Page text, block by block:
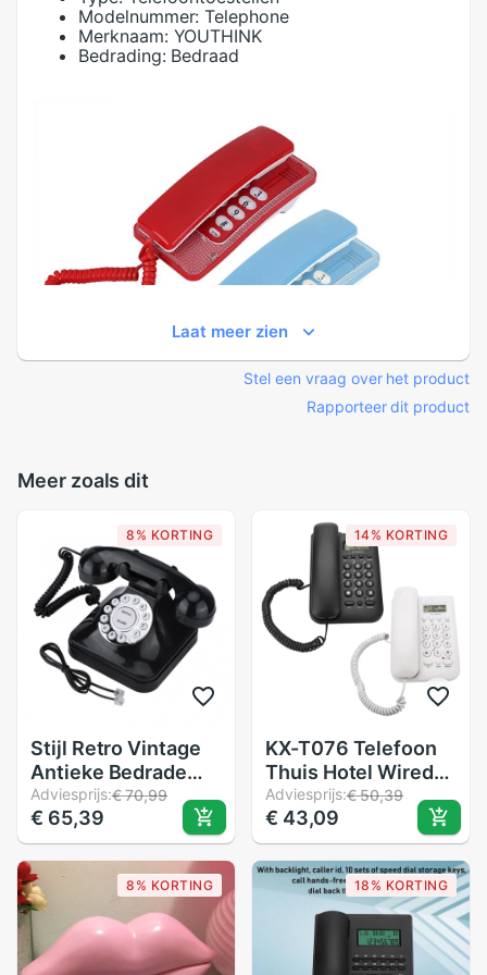
Modelnummer: Telephone
Merknaam: YOUTHINK
Bedrading: Bedraad
Laat meer zien
Stel een vraag over het product
Rapporteer dit product
Meer zoals dit
8% KORTING
Stijl Retro Vintage
Antieke Bedrade
Telefoon Vaste
Nummers Opslag
Wijzerplaat Retro
Telefoon Vaste
Telefoon
Adviesprijs:€ 70,99
€ 65,39
14% KORTING
KX-T076 Telefoon
Thuis Hotel Wired
Desktop Muur
Telefoon Kantoor
Vaste Telefoon
Zwart Wit
Adviesprijs:€ 50,39
€ 43,09
8% KORTING 18% KORTING